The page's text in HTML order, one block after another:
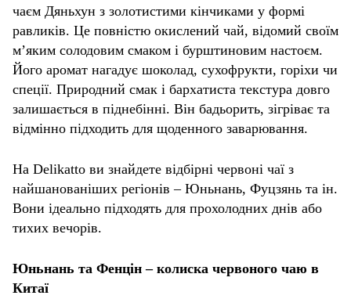
чаєм Дяньхун з золотистими кінчиками у формі
равликів. Це повністю окислений чай, відомий своїм
м’яким солодовим смаком і бурштиновим настоєм.
Його аромат нагадує шоколад, сухофрукти, горіхи чи
спеції. Природний смак і бархатиста текстура довго
залишається в піднебінні. Він бадьорить, зігріває та
відмінно підходить для щоденного заварювання.
На Delikatto ви знайдете відбірні червоні чаї з
найшанованіших регіонів – Юньнань, Фуцзянь та ін.
Вони ідеально підходять для прохолодних днів або
тихих вечорів.
Юньнань та Фенцін – колиска червоного чаю в
Китаї